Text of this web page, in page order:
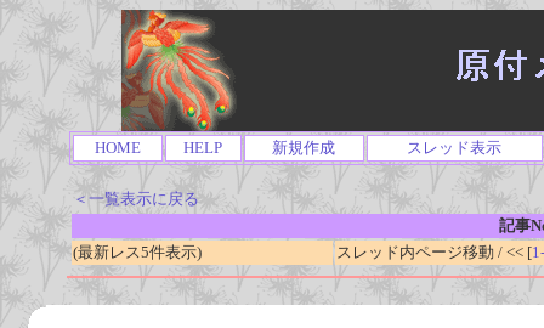
HOME HELP 新規作成 スレッド表示
＜一覧表示に戻る
記事
(最新レス5件表示)
スレッド内ページ移動 / << [